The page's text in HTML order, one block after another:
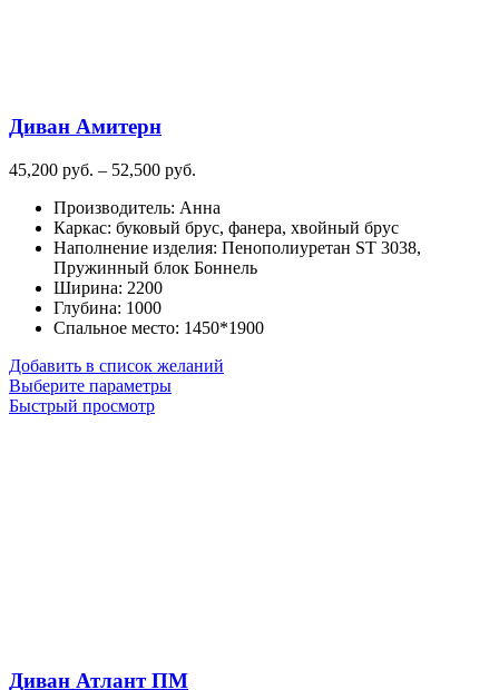
Диван Амитерн
45,200 руб. – 52,500 руб.
45,200
руб.
–
52,500
Производитель: Анна
Каркас: буковый брус, фанера, хвойный брус
Наполнение изделия: Пенополиуретан ST 3038,
Пружинный блок Боннель
Ширина: 2200
Глубина: 1000
Спальное место: 1450*1900
Добавить в список желаний
Выберите параметрыЭтот
Быстрый просмотр
Диван Атлант ПМ